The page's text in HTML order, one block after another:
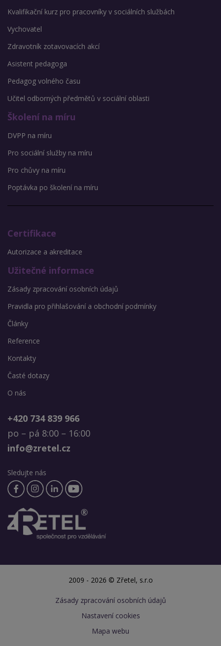
Kvalifikační kurz pro pracovníky v sociálních službách
Vychovatel
Zdravotník zotavovacích akcí
Asistent pedagoga
Pedagog volného času
Učitel odborných předmětů v sociální oblasti
Školení na míru
DVPP na míru
Pro sociální služby na míru
Pro chůvy na míru
Poptávka po školení na míru
Certifikace
Autorizace a akreditace
Užitečné informace
Zásady zpracování osobních údajů
Pravidla pro přihlašování a obchodní podmínky
Články
Reference
Kontakty
Časté dotazy
O nás
+420 734 839 966
po – pá 8:00 – 16:00
info@zretel.cz
Sledujte nás
2009 - 2026 © Zřetel, s.r.o
Zásady zpracování osobních údajů
Nastavení cookies
Mapa webu